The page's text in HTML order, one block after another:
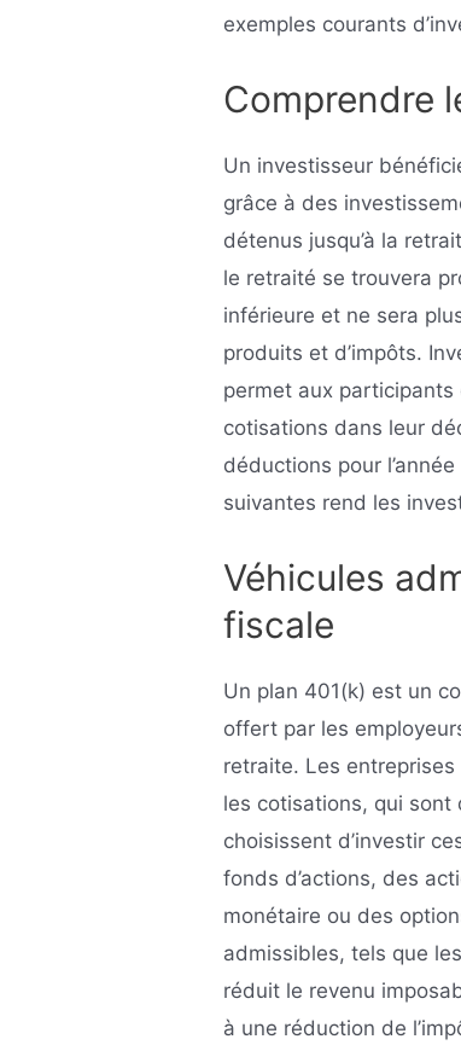
exemples courants
Comprendre
Un investisseur
grâce à des
détenus jusqu’à la
le retraité se trouvera
inférieure et ne sera
produits et d’impôts.
permet aux
cotisations dans leur
déductions pour
suivantes rend les
Véhicules
fiscale
Un plan 401(k) est un
offert par les
retraite. Les
les cotisations, qui sont
choisissent d’investir
fonds d’actions, des
monétaire ou des
admissibles, tels que
réduit le revenu
à une réduction de